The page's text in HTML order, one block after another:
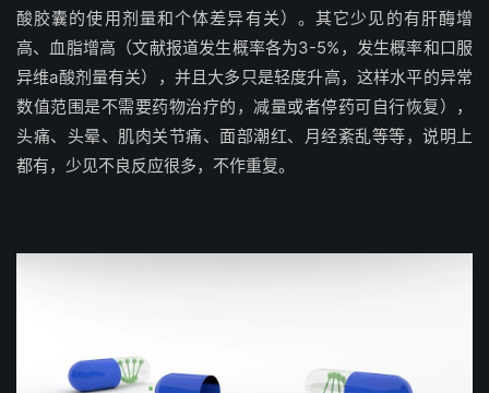
酸胶囊的使用剂量和个体差异有关）。其它少见的有肝酶增
高、血脂增高（文献报道发生概率各为3-5%，发生概率和口服
异维a酸剂量有关），并且大多只是轻度升高，这样水平的异常
数值范围是不需要药物治疗的，减量或者停药可自行恢复），
头痛、头晕、肌肉关节痛、面部潮红、月经紊乱等等，说明上
都有，少见不良反应很多，不作重复。